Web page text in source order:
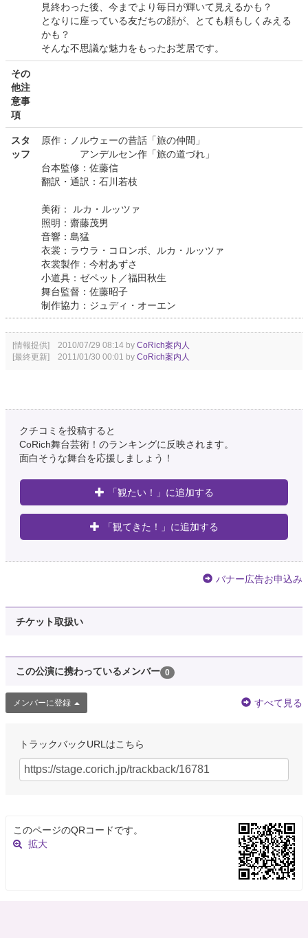
見終わった後、今までより毎日が輝いて見えるかも？
となりに座っている友だちの顔が、とても頼もしくみえる
かも？
そんな不思議な魅力をもったお芝居です。
その
他注
意事
項
スタ
ッフ
原作：ノルウェーの昔話「旅の仲間」
アンデルセン作「旅の道づれ」
台本監修：佐藤信
翻訳・通訳：石川若枝
美術： ルカ・ルッツァ
照明：齋藤茂男
音響：島猛
衣裳：ラウラ・コロンボ、ルカ・ルッツァ
衣裳製作：今村あずさ
小道具：ゼペット／福田秋生
舞台監督：佐藤昭子
制作協力：ジュディ・オーエン
[情報提供] 2010/07/29 08:14 by CoRich案内人
[最終更新] 2011/01/30 00:01 by CoRich案内人
クチコミを投稿すると
CoRich舞台芸術！のランキングに反映されます。
面白そうな舞台を応援しましょう！
「観たい！」に追加する
「観てきた！」に追加する
バナー広告お申込み
チケット取扱い
この公演に携わっているメンバー 0
メンバーに登録 すべて見る
トラックバックURLはこちら
このページのQRコードです。
拡大